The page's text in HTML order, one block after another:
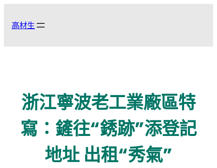
高材生
浙江寧波老工業廠區特
寫：鏟往“銹跡”添登記
地址 出租“秀氣”